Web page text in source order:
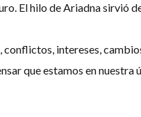
El hilo de Ariadna sirvió
intereses,
que estamos en